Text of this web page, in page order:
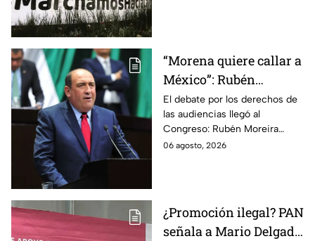
“Morena quiere callar a
México”: Rubén
Moreira pide frenar
discusión de
lineamientos de
audiencias hasta
El debate por los derechos de
las audiencias llegó al
Congreso: Rubén Moreira
reclama una consulta con
06 agosto, 2026
¿Promoción ilegal? PAN
señala a Mario Delgado